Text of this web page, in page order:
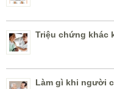
Triệu chứng khác
Làm gì khi người